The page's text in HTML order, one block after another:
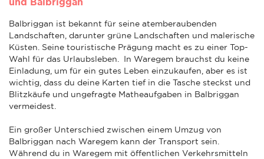
Balbriggan ist bekannt für seine atemberaubenden
Landschaften, darunter grüne Landschaften und malerische
Küsten. Seine touristische Prägung macht es zu einer Top-
Wahl für das Urlaubsleben. In Waregem brauchst du keine
Einladung, um für ein gutes Leben einzukaufen, aber es ist
wichtig, dass du deine Karten tief in die Tasche steckst und
Blitzkäufe und ungefragte Matheaufgaben in Balbriggan
vermeidest.
Ein großer Unterschied zwischen einem Umzug von
Balbriggan nach Waregem kann der Transport sein.
Während du in Waregem mit öffentlichen Verkehrsmitteln